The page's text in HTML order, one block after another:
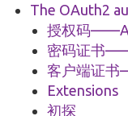
The OAuth2
授权码
密码证书
客户端证
Extensions
初探